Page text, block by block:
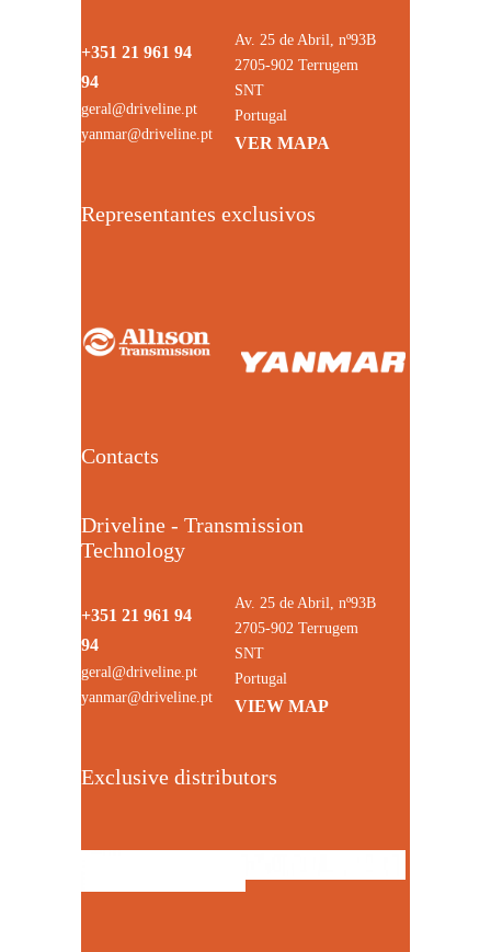
+351 21 961 94
94
geral@driveline.pt
yanmar@driveline.pt
Av. 25 de Abril, nº93B
2705-902 Terrugem
SNT
Portugal
VER MAPA
Representantes exclusivos
Contacts
Driveline - Transmission
Technology
+351 21 961 94
94
geral@driveline.pt
yanmar@driveline.pt
Av. 25 de Abril, nº93B
2705-902 Terrugem
SNT
Portugal
VIEW MAP
Exclusive distributors